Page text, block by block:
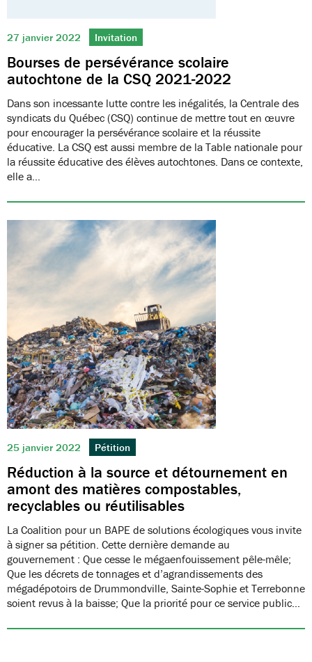
27 janvier 2022 Invitation
Bourses de persévérance scolaire
autochtone de la CSQ 2021-2022
Dans son incessante lutte contre les inégalités, la Centrale des
syndicats du Québec (CSQ) continue de mettre tout en œuvre
pour encourager la persévérance scolaire et la réussite
éducative. La CSQ est aussi membre de la Table nationale pour
la réussite éducative des élèves autochtones. Dans ce contexte,
elle a…
25 janvier 2022 Pétition
Réduction à la source et détournement en
amont des matières compostables,
recyclables ou réutilisables
La Coalition pour un BAPE de solutions écologiques vous invite
à signer sa pétition. Cette dernière demande au
gouvernement : Que cesse le mégaenfouissement pêle-mêle;
Que les décrets de tonnages et d’agrandissements des
mégadépotoirs de Drummondville, Sainte-Sophie et Terrebonne
soient revus à la baisse; Que la priorité pour ce service public…